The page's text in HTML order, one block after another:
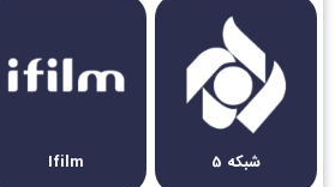
شبکه 5 Ifilm